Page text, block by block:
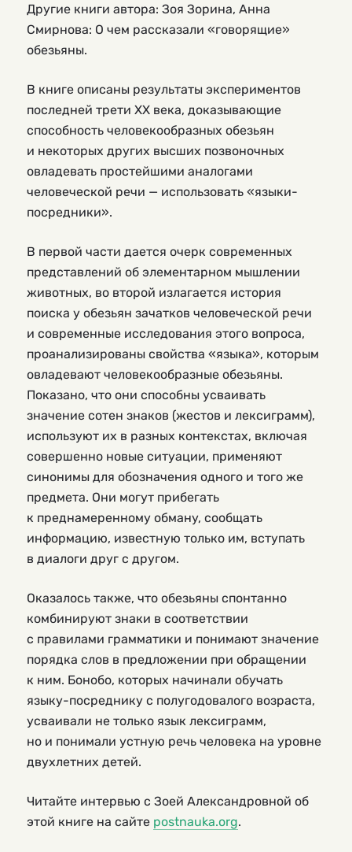
Другие книги автора: Зоя Зорина, Анна
Смирнoва: О чем рассказали «говорящие»
обезьяны.
В книге описаны результаты экспериментов
последней трети XX века, доказывающие
способность человекообразных обезьян
и некоторых других высших позвоночных
овладевать простейшими аналогами
человеческой речи — использовать «языки-
посредники».
В первой части дается очерк современных
представлений об элементарном мышлении
животных, во второй излагается история
поиска у обезьян зачатков человеческой речи
и современные исследования этого вопроса,
проанализированы свойства «языка», которым
овладевают человекообразные обезьяны.
Показано, что они способны усваивать
значение сотен знаков (жестов и лексиграмм),
используют их в разных контекстах, включая
совершенно новые ситуации, применяют
синонимы для обозначения одного и того же
предмета. Они могут прибегать
к преднамеренному обману, сообщать
информацию, известную только им, вступать
в диалоги друг с другом.
Оказалось также, что обезьяны спонтанно
комбинируют знаки в соответствии
с правилами грамматики и понимают значение
порядка слов в предложении при обращении
к ним. Бонобо, которых начинали обучать
языку-посреднику с полугодовалого возраста,
усваивали не только язык лексиграмм,
но и понимали устную речь человека на уровне
двухлетних детей.
Читайте интервью с Зоей Александровной об
этой книге на сайте postnauka.org.